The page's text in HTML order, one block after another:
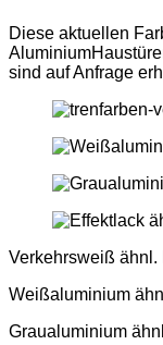
Diese aktuellen
sind auf Anfrage
Verkehrsweiß ähnl.
Weißaluminium
Graualuminium